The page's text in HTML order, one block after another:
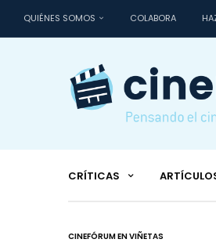
QUIÉNES SOMOS COLABORA
CRÍTICAS
CINEFÓRUM EN VIÑETAS